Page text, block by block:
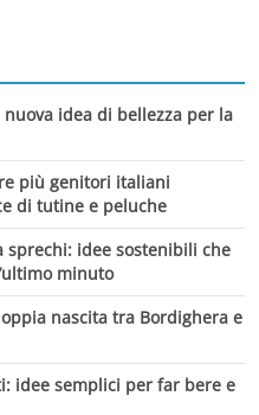
idea di bellezza per la
più genitori italiani
di tutine e peluche
sprechi: idee sostenibili che
minuto
nascita tra Bordighera e
idee semplici per far bere e